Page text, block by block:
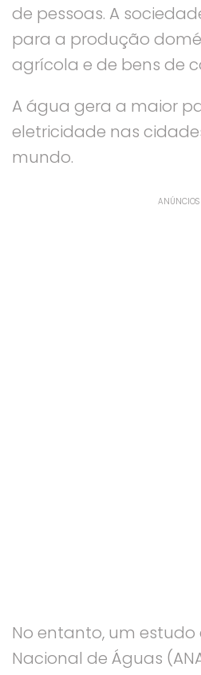
de pessoas. A
para a produção
agrícola e de bens de
A água gera a maior
eletricidade nas
mundo.
ANÚNCIOS
No entanto, um estudo
Nacional de Águas